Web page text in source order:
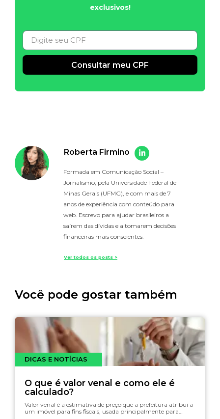
exclusivos!
Consultar meu CPF
Roberta Firmino
Formada em Comunicação Social –
Jornalismo, pela Universidade Federal de
Minas Gerais (UFMG), e com mais de 7
anos de experiência com conteúdo para
web. Escrevo para ajudar brasileiros a
saírem das dívidas e a tomarem decisões
financeiras mais conscientes.
Ver todos os posts >
Você pode gostar também
DICAS E NOTÍCIAS
O que é valor venal e como ele é
calculado?
Valor venal é a estimativa de preço que a prefeitura atribui a
um imóvel para fins fiscais, usada principalmente para…